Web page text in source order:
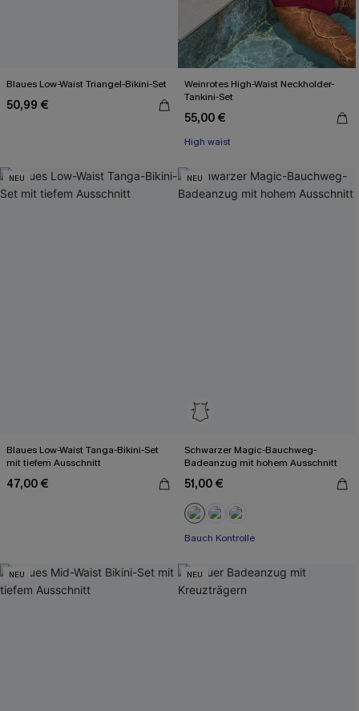
Blaues Low-Waist Triangel-Bikini-Set
50,99 €
Weinrotes High-Waist Neckholder-
Tankini-Set
55,00 €
High waist
NEU
Blaues Low-Waist Tanga-Bikini-Set
mit tiefem Ausschnitt
47,00 €
NEU
Schwarzer Magic-Bauchweg-
Badeanzug mit hohem Ausschnitt
51,00 €
Bauch Kontrolle
NEU NEU